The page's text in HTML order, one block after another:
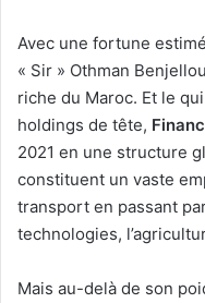
Avec une fortune
« Sir » Othman
riche du Maroc. Et le
holdings de tête,
2021 en une structure
constituent un vaste
transport en passant
technologies,
Mais au-delà de son